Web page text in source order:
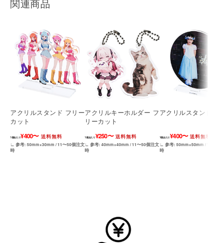
関連商品
アクリルスタンド フリー
カット
1個あたり¥400〜 送料無料
∟ 参考: 50mm×30mm / 11〜50個注文
時
アクリルキーホルダー フ
リーカット
1個あたり¥250〜 送料無料
∟ 参考: 40mm×40mm / 11〜50個注文
時
アクリルスタンド
1個あたり¥400〜 送料無料
∟ 参考: 50mm×50mm / 11〜
時